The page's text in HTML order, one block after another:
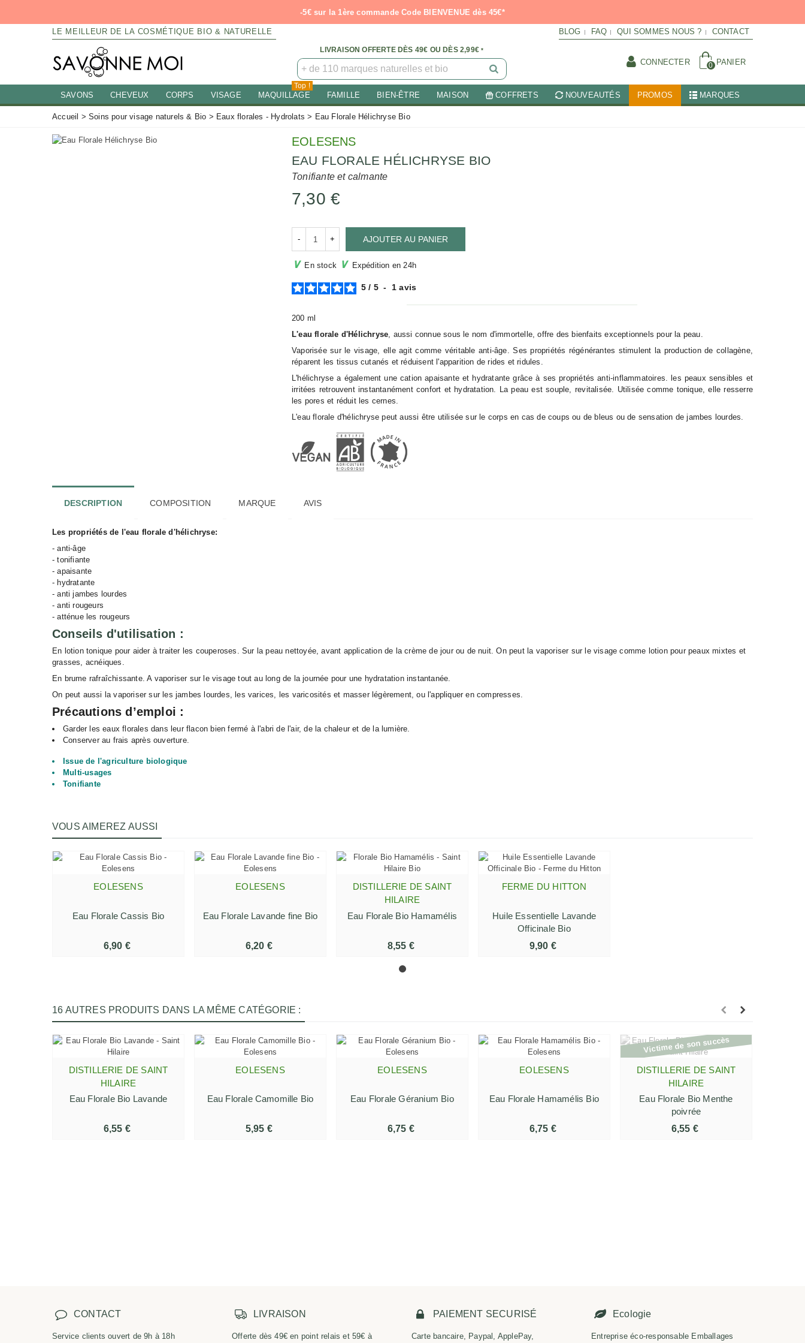
-5€ sur la 1ère commande Code BIENVENUE dès 45€*
LE MEILLEUR DE LA COSMÉTIQUE BIO & NATURELLE BLOG FAQ QUI SOMMES NOUS ? CONTACT
LIVRAISON OFFERTE DÈS 49€ OU DÈS 2,99€ *
CONNECTER 0 PANIER
SAVONS CHEVEUX CORPS VISAGE MAQUILLAGE
Top !
FAMILLE BIEN-ÊTRE MAISON COFFRETS NOUVEAUTÉS PROMOS MARQUES
Accueil > Soins pour visage naturels & Bio > Eaux florales - Hydrolats > Eau Florale Hélichryse Bio
EOLESENS
EAU FLORALE HÉLICHRYSE BIO
Tonifiante et calmante
7,30 €
- + AJOUTER AU PANIER
∨ En stock ∨ Expédition en 24h
5 / 5 - 1avis
200 ml
L'eau florale d'Hélichryse, aussi connue sous le nom d'immortelle, offre des bienfaits exceptionnels pour la peau.
Vaporisée sur le visage, elle agit comme véritable anti-âge. Ses propriétés régénérantes stimulent la production de collagène,
réparent les tissus cutanés et réduisent l'apparition de rides et ridules.
L'hélichryse a également une cation apaisante et hydratante grâce à ses propriétés anti-inflammatoires. les peaux sensibles et
irritées retrouvent instantanément confort et hydratation. La peau est souple, revitalisée. Utilisée comme tonique, elle resserre
les pores et réduit les cernes.
L'eau florale d'hélichryse peut aussi être utilisée sur le corps en cas de coups ou de bleus ou de sensation de jambes lourdes.
DESCRIPTION COMPOSITION MARQUE AVIS
Les propriétés de l'eau florale d'hélichryse:
- anti-âge
- tonifiante
- apaisante
- hydratante
- anti jambes lourdes
- anti rougeurs
- atténue les rougeurs
Conseils d'utilisation :
En lotion tonique pour aider à traiter les couperoses. Sur la peau nettoyée, avant application de la crème de jour ou de nuit. On peut la vaporiser sur le visage comme lotion pour peaux mixtes et
grasses, acnéiques.
En brume rafraîchissante. A vaporiser sur le visage tout au long de la journée pour une hydratation instantanée.
On peut aussi la vaporiser sur les jambes lourdes, les varices, les varicosités et masser légèrement, ou l'appliquer en compresses.
Précautions d’emploi :
Garder les eaux florales dans leur flacon bien fermé à l'abri de l'air, de la chaleur et de la lumière.
Conserver au frais après ouverture.
Issue de l'agriculture biologique
Multi-usages
Tonifiante
VOUS AIMEREZ AUSSI
AJOUTER AU PANIER
EOLESENS
Eau Florale Cassis Bio
6,90 €
AJOUTER AU PANIER
EOLESENS
Eau Florale Lavande fine Bio
6,20 €
AJOUTER AU PANIER
DISTILLERIE DE SAINT
HILAIRE
Eau Florale Bio Hamamélis
8,55 €
AJOUTER AU PANIER
FERME DU HITTON
Huile Essentielle Lavande
Officinale Bio
9,90 €
16 AUTRES PRODUITS DANS LA MÊME CATÉGORIE :
AJOUTER AU PANIER
DISTILLERIE DE SAINT
HILAIRE
Eau Florale Bio Lavande
6,55 €
AJOUTER AU PANIER
EOLESENS
Eau Florale Camomille Bio
5,95 €
AJOUTER AU PANIER
EOLESENS
Eau Florale Géranium Bio
6,75 €
AJOUTER AU PANIER
EOLESENS
Eau Florale Hamamélis Bio
6,75 €
Victime de son succès
AFFICHER PLUS
DISTILLERIE DE SAINT
HILAIRE
Eau Florale Bio Menthe
poivrée
6,55 €
CONTACT
Service clients ouvert de 9h à 18h
LIVRAISON
Offerte dès 49€ en point relais et 59€ à
PAIEMENT SECURISÉ
Carte bancaire, Paypal, ApplePay,
Ecologie
Entreprise éco-responsable Emballages